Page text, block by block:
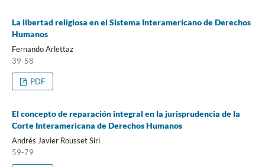
La libertad religiosa en el Sistema Interamericano de Derechos
Humanos
Fernando Arlettaz
39-58
PDF
El concepto de reparación integral en la jurisprudencia de la
Corte Interamericana de Derechos Humanos
Andrés Javier Rousset Siri
59-79